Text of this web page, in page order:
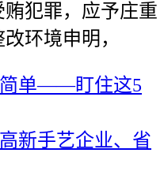
犯罪，应予庄重
环境申明，
单——盯住这5
新手艺企业、省